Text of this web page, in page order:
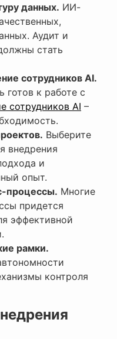
данных. ИИ-
Аудит и
стать
сотрудников AI.
готов к работе с
сотрудников AI –
Выберите
внедрения
и
опыт.
процессы. Многие
придется
эффективной
рамки.
контроля